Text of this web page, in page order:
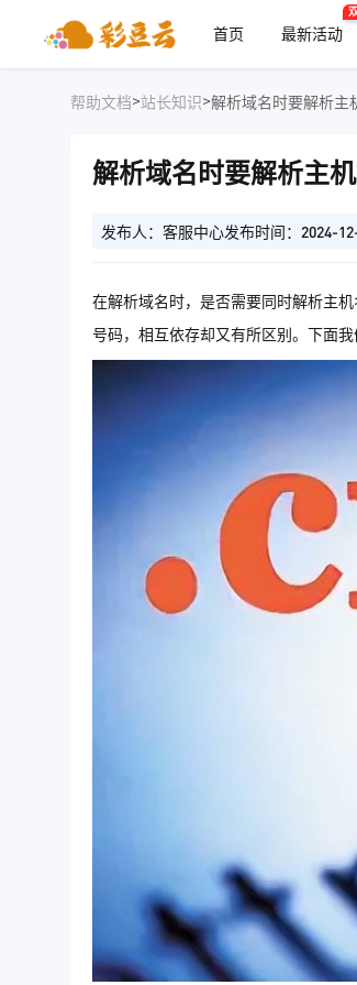
首页 最新活动
帮助文档>站长知识>解析域名时要解析主
解析域名时要解析主
发布人：客服中心发布时间：2024-
在解析域名时，是否需要同时解析主
号码，相互依存却又有所区别。下面